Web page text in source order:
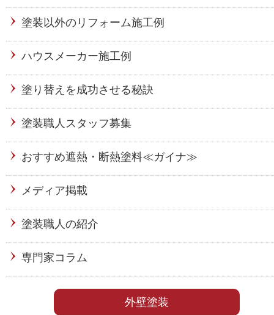
塗装以外のリフォーム施工例
ハウスメーカー施工例
塗り替えを成功させる秘訣
塗装職人スタッフ募集
おすすめ遮熱・断熱塗料≪ガイナ≫
メディア掲載
塗装職人の紹介
専門家コラム
外壁塗装